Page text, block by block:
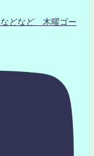
どなど 木曜ゴー